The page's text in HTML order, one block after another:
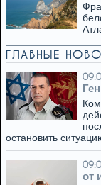
ГЛАВНЫЕ
остановить
от